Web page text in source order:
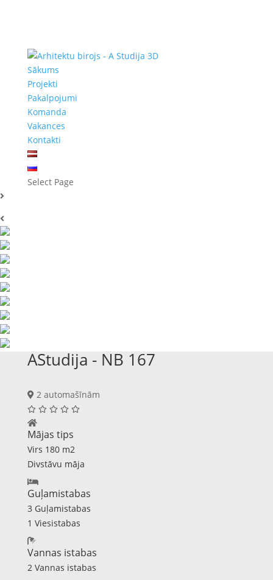
Sākums
Projekti
Pakalpojumi
Komanda
Vakances
Kontakti
Select Page
AStudija - NB 167
2 automašīnām
Mājas tips
Virs 180 m2
Divstāvu māja
Guļamistabas
3 Guļamistabas
1 Viesistabas
Vannas istabas
2 Vannas istabas